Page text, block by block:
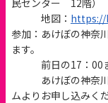
民センター 12階）
地図： https://
参加：あけぼの神
ます。
前日の17：00ま
あけぼの神奈川
ムよりお申し込みく